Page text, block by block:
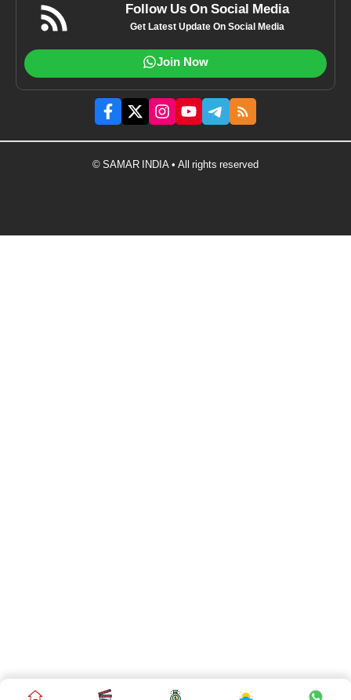
Follow Us On Social Media
Get Latest Update On Social Media
Join Now
© SAMAR INDIA • All rights reserved